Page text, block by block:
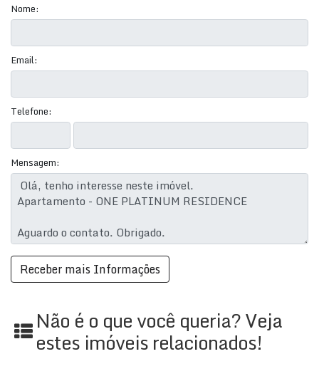
Nome:
Email:
Telefone:
Mensagem:
Não é o que você queria? Veja
estes imóveis relacionados!